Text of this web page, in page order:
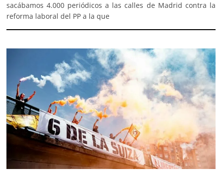
sacábamos 4.000 periódicos a las calles de Madrid contra la
reforma laboral del PP a la que